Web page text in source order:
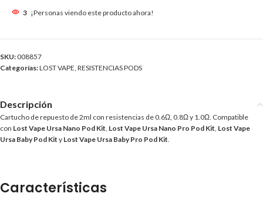
3 ¡Personas viendo este producto ahora!
SKU: 008857
Categorías:LOST VAPE, RESISTENCIAS PODS
Descripción
Cartucho de repuesto de 2ml con resistencias de 0.6Ω, 0.8Ω y 1.0Ω. Compatible
con Lost Vape Ursa Nano Pod Kit, Lost Vape Ursa Nano Pro Pod Kit, Lost Vape
Ursa Baby Pod Kit y Lost Vape Ursa Baby Pro Pod Kit.
Características